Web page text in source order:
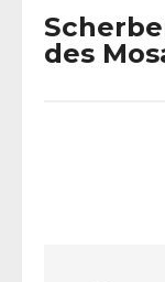
des